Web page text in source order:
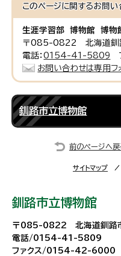
このページに関するお問い
生涯学習部 博物館 博物
〒085-0822 北海道釧
電話：0154-41-5809
お問い合わせは専用フ
釧路市立博物館
前のページへ戻
サイトマップ
釧路市立博物館
〒085-0822 北海道釧路
電話/0154-41-5809
ファクス/0154-42-6000